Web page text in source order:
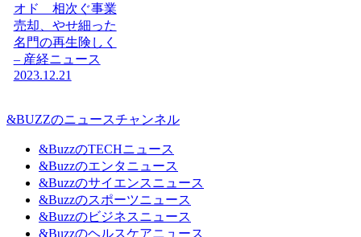
オド 相次ぐ事業
売却、やせ細った
名門の再生険しく
– 産経ニュース
2023.12.21
&BUZZのニュースチャンネル
&BuzzのTECHニュース
&Buzzのエンタニュース
&Buzzのサイエンスニュース
&Buzzのスポーツニュース
&Buzzのビジネスニュース
&Buzzのヘルスケアニュース